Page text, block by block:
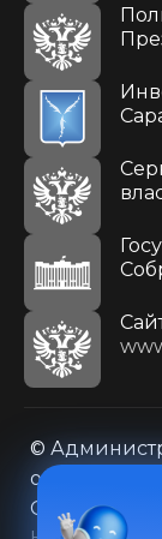
©
образования
Саратов»